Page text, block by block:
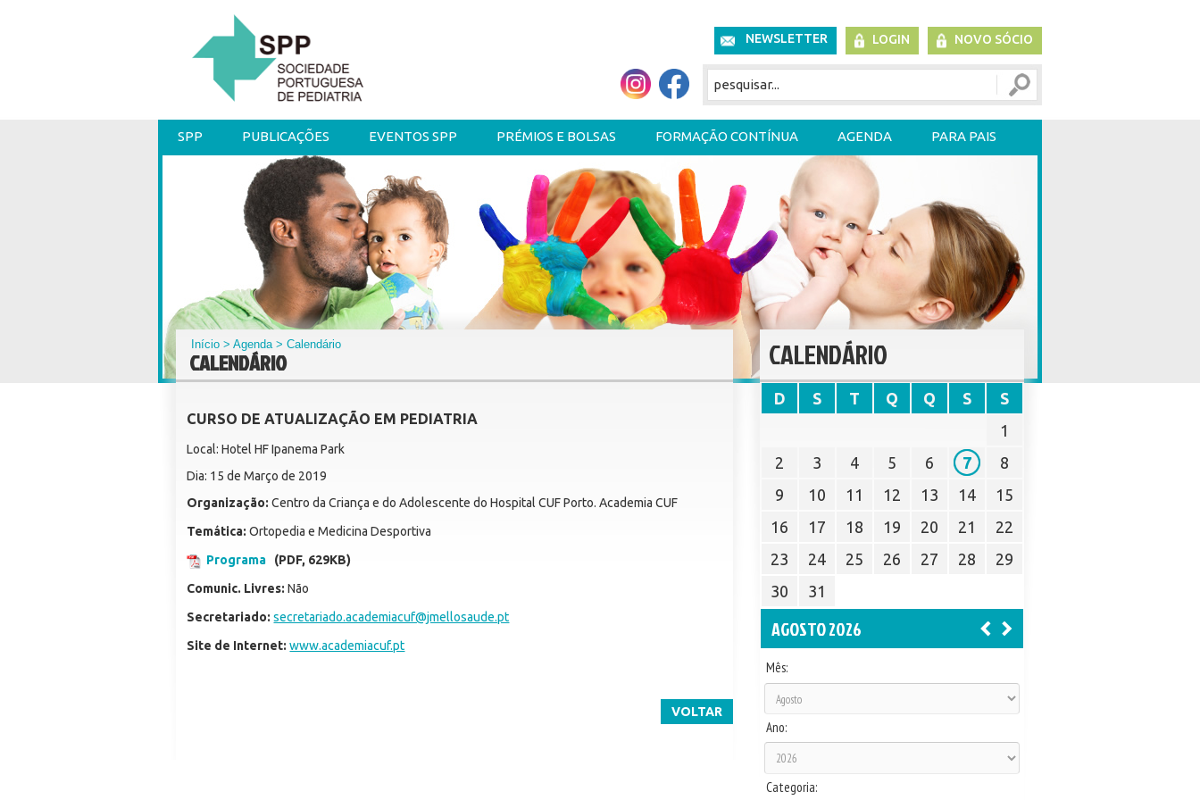
NEWSLETTER LOGIN NOVO SÓCIO
SPP PUBLICAÇÕES EVENTOS SPP PRÉMIOS E BOLSAS FORMAÇÃO CONTÍNUA AGENDA PARA PAIS
Início >Agenda> Calendário
CALENDÁRIO
CURSO DE ATUALIZAÇÃO EM PEDIATRIA
Local: Hotel HF Ipanema Park
Dia: 15 de Março de 2019
Organização: Centro da Criança e do Adolescente do Hospital CUF Porto. Academia CUF
Temática: Ortopedia e Medicina Desportiva
Programa
(PDF, 629KB)
Comunic. Livres: Não
Secretariado: secretariado.academiacuf@jmellosaude.pt
Site de Internet: www.academiacuf.pt
VOLTAR
CALENDÁRIO
D S T Q Q S
S
1
2
3 4 5 6 7
8
9
10 11 12 13 14
15
16
17 18 19 20 21
22
23
24 25 26 27 28
29
30
31
AGOSTO 2026
Mês:
Ano:
Categoria: